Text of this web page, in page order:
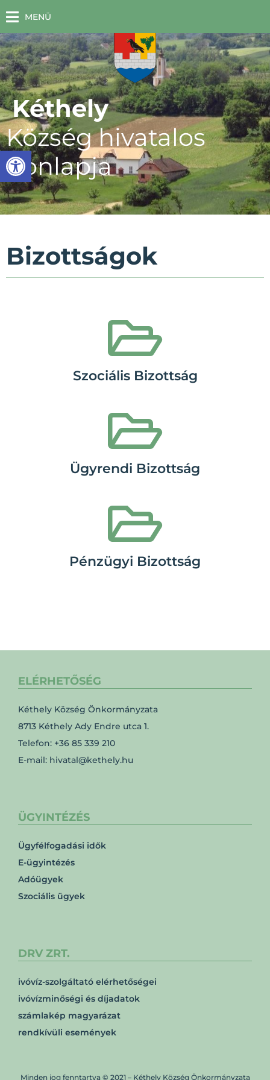
Eszköztár megnyitása
MENÜ
Kéthely
Község hivatalos
honlapja
Bizottságok
Szociális Bizottság
Ügyrendi Bizottság
Pénzügyi Bizottság
ELÉRHETŐSÉG
Kéthely Község Önkormányzata
8713 Kéthely Ady Endre utca 1.
Telefon: +36 85 339 210
E-mail: hivatal@kethely.hu
ÜGYINTÉZÉS
Ügyfélfogadási idők
E-ügyintézés
Adóügyek
Szociális ügyek
DRV ZRT.
ivóvíz-szolgáltató elérhetőségei
ivóvízminőségi és díjadatok
számlakép magyarázat
rendkívüli események
Minden jog fenntartva © 2021 – Kéthely Község Önkormányzata